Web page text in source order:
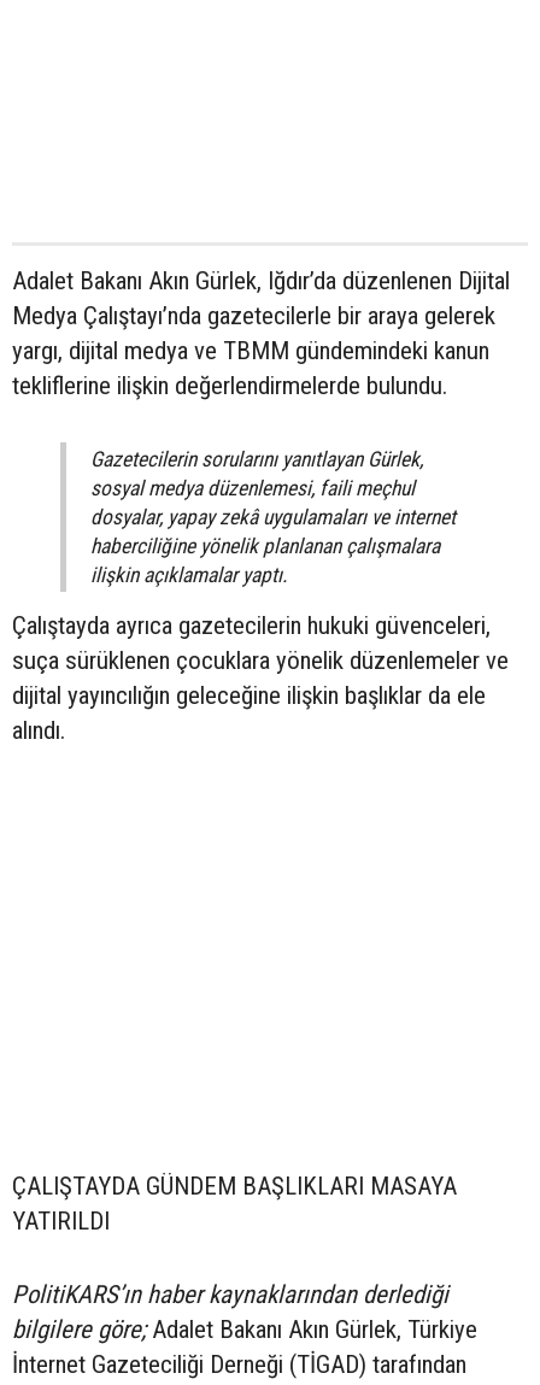
Adalet Bakanı Akın Gürlek, Iğdır’da düzenlenen Dijital
Medya Çalıştayı’nda gazetecilerle bir araya gelerek
yargı, dijital medya ve TBMM gündemindeki kanun
tekliflerine ilişkin değerlendirmelerde bulundu.
Gazetecilerin sorularını yanıtlayan Gürlek,
sosyal medya düzenlemesi, faili meçhul
dosyalar, yapay zekâ uygulamaları ve internet
haberciliğine yönelik planlanan çalışmalara
ilişkin açıklamalar yaptı.
Çalıştayda ayrıca gazetecilerin hukuki güvenceleri,
suça sürüklenen çocuklara yönelik düzenlemeler ve
dijital yayıncılığın geleceğine ilişkin başlıklar da ele
alındı.
ÇALIŞTAYDA GÜNDEM BAŞLIKLARI MASAYA
YATIRILDI
PolitiKARS’ın haber kaynaklarından derlediği
bilgilere göre;Adalet Bakanı Akın Gürlek, Türkiye
İnternet Gazeteciliği Derneği (TİGAD) tarafından